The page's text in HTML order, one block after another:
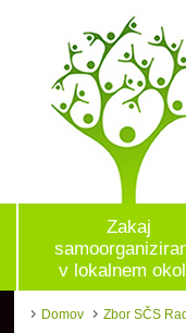
Zakaj
v lokalnem
Domov
Zbor SČS